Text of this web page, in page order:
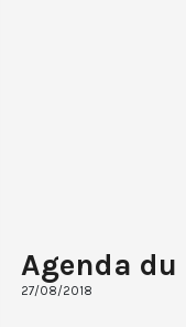
Agenda du
27/08/2018